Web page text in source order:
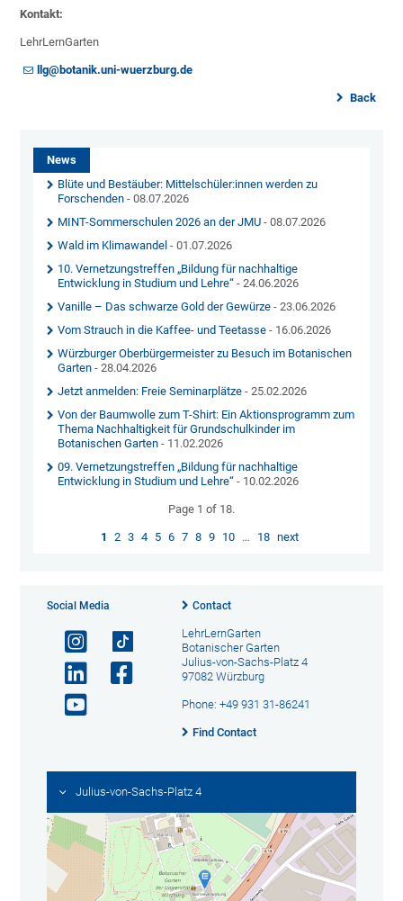
Kontakt:
LehrLernGarten
llg@botanik.uni-wuerzburg.de
Back
News
Blüte und Bestäuber: Mittelschüler:innen werden zu
Forschenden - 08.07.2026
MINT-Sommerschulen 2026 an der JMU - 08.07.2026
Wald im Klimawandel - 01.07.2026
10. Vernetzungstreffen „Bildung für nachhaltige
Entwicklung in Studium und Lehre“ - 24.06.2026
Vanille – Das schwarze Gold der Gewürze - 23.06.2026
Vom Strauch in die Kaffee- und Teetasse - 16.06.2026
Würzburger Oberbürgermeister zu Besuch im Botanischen
Garten - 28.04.2026
Jetzt anmelden: Freie Seminarplätze - 25.02.2026
Von der Baumwolle zum T-Shirt: Ein Aktionsprogramm zum
Thema Nachhaltigkeit für Grundschulkinder im
Botanischen Garten - 11.02.2026
09. Vernetzungstreffen „Bildung für nachhaltige
Entwicklung in Studium und Lehre“ - 10.02.2026
Page 1 of 18.
1 2 3 4 5 6 7 8 9 10 … 18 next
Social Media Contact
LehrLernGarten
Botanischer Garten
Julius-von-Sachs-Platz 4
97082 Würzburg
Phone: +49 931 31-86241
Find Contact
Julius-von-Sachs-Platz 4